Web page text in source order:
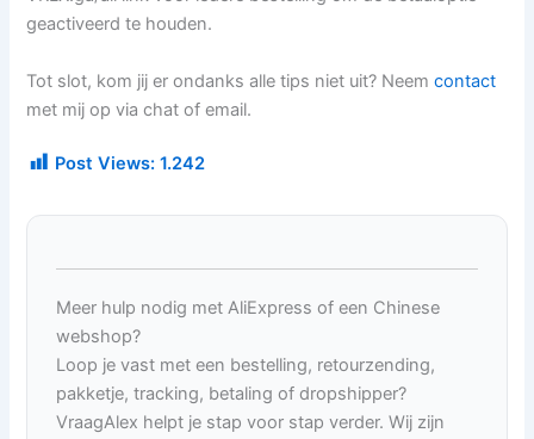
geactiveerd te houden.
Tot slot, kom jij er ondanks alle tips niet uit? Neemcontact
met mij op via chat of email.
Post Views: 1.242
Meer hulp nodig met AliExpress of een Chinese
webshop?
Loop je vast met een bestelling, retourzending,
pakketje, tracking, betaling of dropshipper?
VraagAlex helpt je stap voor stap verder. Wij zijn